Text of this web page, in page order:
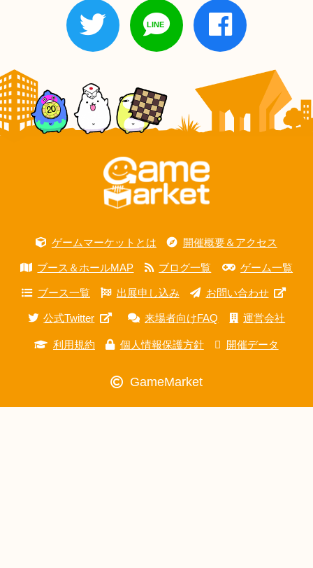
ゲームマーケットとは 開催概要＆アクセス
ブース＆ホールMAP ブログ一覧 ゲーム一覧
ブース一覧 出展申し込み お問い合わせ
公式Twitter 来場者向けFAQ 運営会社
利用規約 個人情報保護方針 開催データ
GameMarket